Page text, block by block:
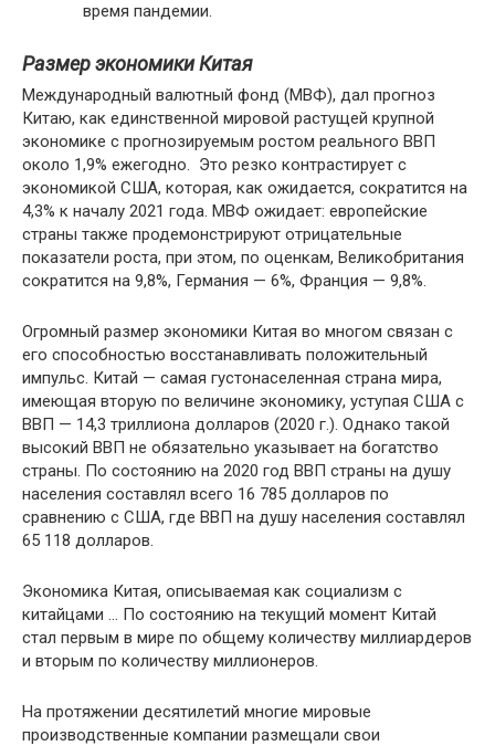
время пандемии.
Размер экономики Китая
Международный валютный фонд (МВФ), дал прогноз
Китаю, как единственной мировой растущей крупной
экономике с прогнозируемым ростом реального ВВП
около 1,9% ежегодно. Это резко контрастирует с
экономикой США, которая, как ожидается, сократится на
4,3% к началу 2021 года. МВФ ожидает: европейские
страны также продемонстрируют отрицательные
показатели роста, при этом, по оценкам, Великобритания
сократится на 9,8%, Германия — 6%, Франция — 9,8%.
Огромный размер экономики Китая во многом связан с
его способностью восстанавливать положительный
импульс. Китай — самая густонаселенная страна мира,
имеющая вторую по величине экономику, уступая США с
ВВП — 14,3 триллиона долларов (2020 г.). Однако такой
высокий ВВП не обязательно указывает на богатство
страны. По состоянию на 2020 год ВВП страны на душу
населения составлял всего 16 785 долларов по
сравнению с США, где ВВП на душу населения составлял
65 118 долларов.
Экономика Китая, описываемая как социализм с
китайцами … По состоянию на текущий момент Китай
стал первым в мире по общему количеству миллиардеров
и вторым по количеству миллионеров.
На протяжении десятилетий многие мировые
производственные компании размещали свои